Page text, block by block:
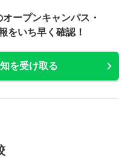
オープンキャンパス・
をいち早く確認！
を受け取る